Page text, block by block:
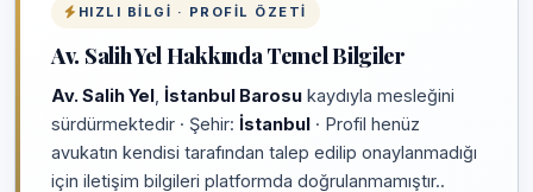
HIZLI BILGI · PROFIL ÖZETI
Av. Salih Yel Hakkında Temel Bilgiler
Av. Salih Yel İstanbul Barosu kaydıyla mesleğini
sürdürmektedir · Şehir: İstanbul · Profil henüz
avukatın kendisi tarafından talep edilip onaylanmadığı
için iletişim bilgileri platformda doğrulanmamıştır..